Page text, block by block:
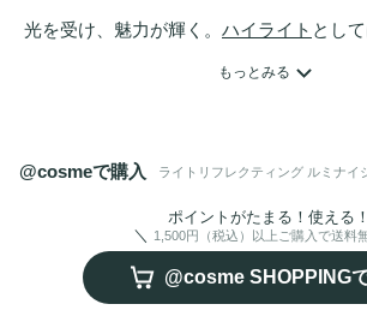
光を受け、魅力が輝く。 ハイライト とし
美容成分×パウダーのハイブリッドフォー
溶け込むように密着し重ねても軽さをキ
みずみずしいツヤ感を与えます。
水や汗に強く、仕上がりが長時間持続。
やわらかなツヤからまばゆいツヤまで自在
もっとみる
@cosmeで購入 ライトリフレクティング ルミナイ
ポイントがたまる！使える！
1,500円（税込）以上ご購入で送料
@cosme SHOPPING